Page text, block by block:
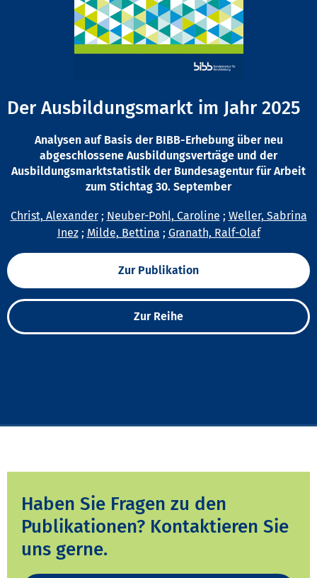
Der Ausbildungsmarkt im Jahr 2025
Analysen auf Basis der BIBB-Erhebung über neu
abgeschlossene Ausbildungsverträge und der
Ausbildungsmarktstatistik der Bundesagentur für Arbeit
zum Stichtag 30. September
Christ, Alexander; Neuber-Pohl, Caroline ; Weller, Sabrina
Inez; Milde, Bettina ; Granath, Ralf-Olaf
Zur Publikation
Zur Reihe
Haben Sie Fragen zu den
Publikationen? Kontaktieren Sie
uns gerne.